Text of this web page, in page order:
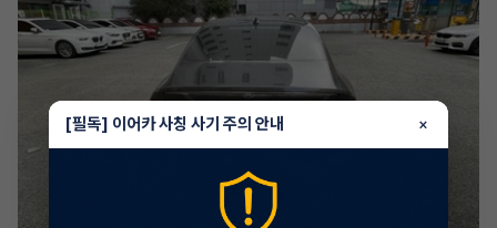
[필독] 이어카 사칭 사기 주의 안내 ×